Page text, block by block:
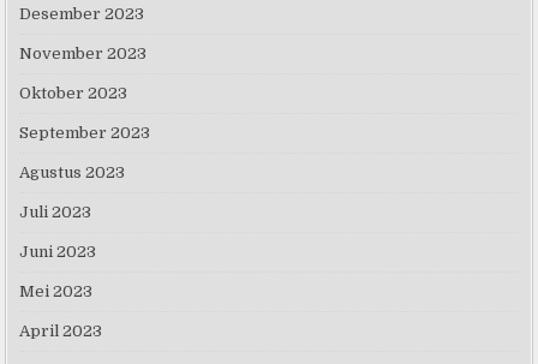
Desember 2023
November 2023
Oktober 2023
September 2023
Agustus 2023
Juli 2023
Juni 2023
Mei 2023
April 2023